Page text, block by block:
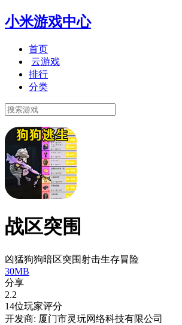
小米游戏中心
首页
云游戏
排行
分类
战区突围
凶猛狗狗暗区突围射击生存冒险
30MB
分享
2.2
14位玩家评分
开发商: 厦门市灵玩网络科技有限公司